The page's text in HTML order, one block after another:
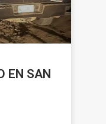
EN SAN